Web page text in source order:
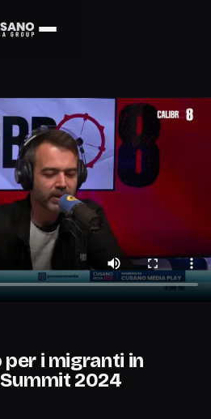
i migranti in
2024